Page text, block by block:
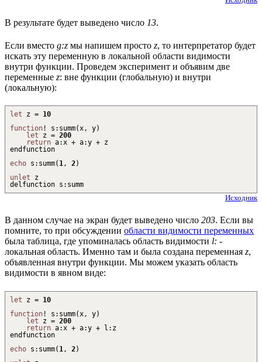
В результате будет выведено число 13.
Если вместо g:z мы напишем просто z, то интерпретатор будет
искать эту переменную в локальной области видимости
внутри функции. Проведем эксперимент и объявим две
переменные z: вне функции (глобальную) и внутри
(локальную):
let z = 10
function ! s : summ(x, y)
let z = 200
return a:x + a:y + z
endfunction
echo s : summ( 1, 2)
unlet z
delfunction s : summ
Исходник
В данном случае на экран будет выведено число 203. Если вы
помните, то при обсуждении области видимости переменных
была таблица, где упоминалась область видимости l: -
локальная область. Именно там и была создана переменная z,
объявленная внутри функции. Мы можем указать область
видимости в явном виде:
let z = 10
function ! s : summ( x, y)
let z = 200
return a: x + a:y + l : z
endfunction
echo s : summ( 1 , 2)